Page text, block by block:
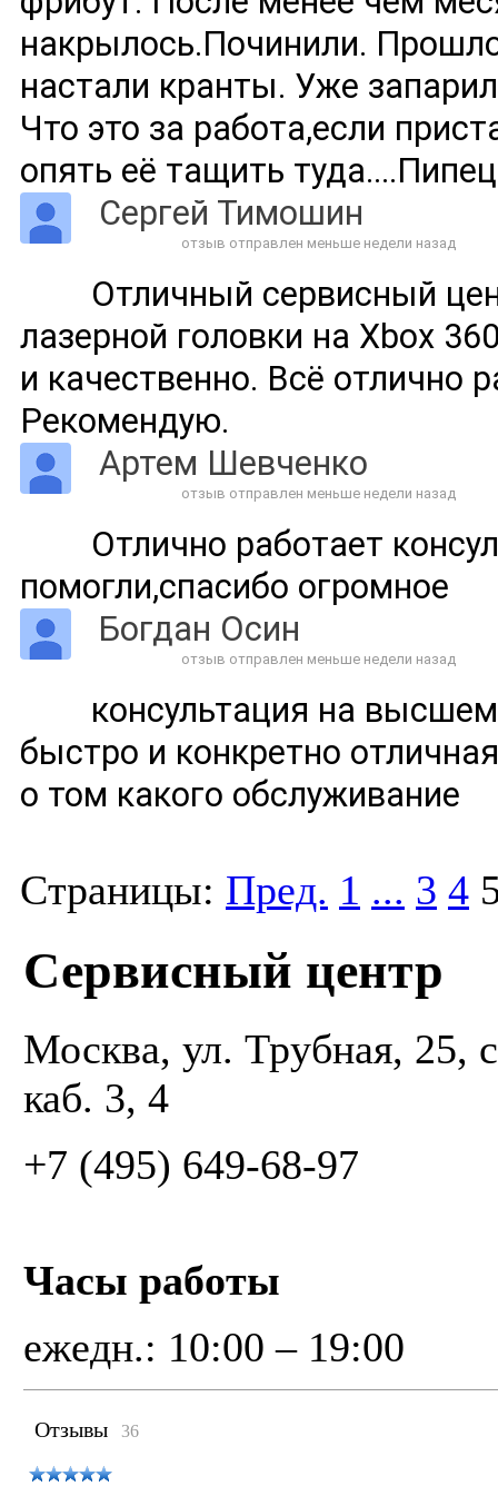
накрылось.Починили.
настали кранты. Уже
Что это за работа,если
опять её тащить
Сергей Тимошин
отзыв отправлен меньше недели назад
Отличный сервисный
лазерной головки на Xbox
и качественно. Всё отлично
Рекомендую.
Артем Шевченко
отзыв отправлен меньше недели назад
Отлично работает
помогли,спасибо огромное
Богдан Осин
отзыв отправлен меньше недели назад
консультация на
быстро и конкретно
о том какого обслуживание
Страницы: Пред. 1 ... 3 4
Сервисный центр
Москва, ул. Трубная, 25,
каб. 3, 4
+7 (495) 649-68-97
Часы работы
ежедн.: 10:00 – 19:00
Отзывы 36